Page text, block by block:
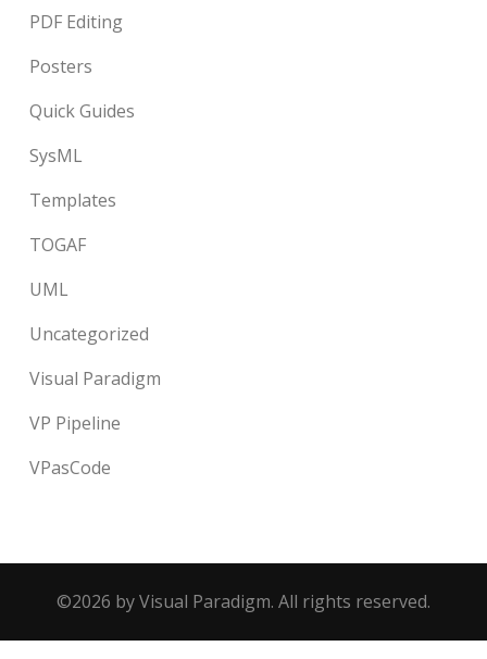
PDF Editing
Posters
Quick Guides
SysML
Templates
TOGAF
UML
Uncategorized
Visual Paradigm
VP Pipeline
VPasCode
©2026 by Visual Paradigm. All rights reserved.